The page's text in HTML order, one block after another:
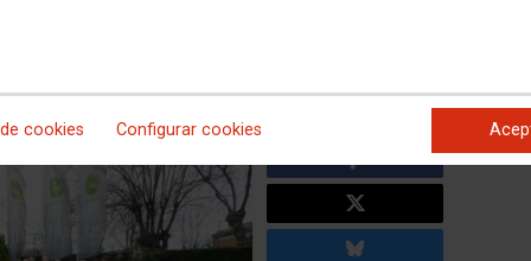
cookies Configurar cookies
de los sindicatos empresa por empresa. Así ayer, en el
a lo largo de la semana, recorrieron las instalaciones de la
por una delegación de la Federación de Industria
general, Mercedes González.